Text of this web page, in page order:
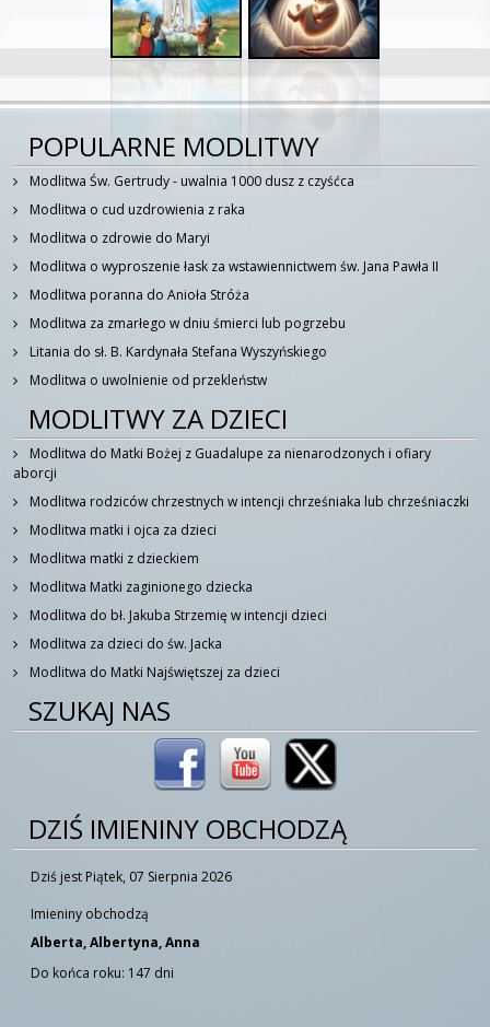
POPULARNE MODLITWY
Modlitwa Św. Gertrudy - uwalnia 1000 dusz z czyśćca
Modlitwa o cud uzdrowienia z raka
Modlitwa o zdrowie do Maryi
Modlitwa o wyproszenie łask za wstawiennictwem św. Jana Pawła II
Modlitwa poranna do Anioła Stróża
Modlitwa za zmarłego w dniu śmierci lub pogrzebu
Litania do sł. B. Kardynała Stefana Wyszyńskiego
Modlitwa o uwolnienie od przekleństw
MODLITWY ZA DZIECI
Modlitwa do Matki Bożej z Guadalupe za nienarodzonych i ofiary
aborcji
Modlitwa rodziców chrzestnych w intencji chrześniaka lub chrześniaczki
Modlitwa matki i ojca za dzieci
Modlitwa matki z dzieckiem
Modlitwa Matki zaginionego dziecka
Modlitwa do bł. Jakuba Strzemię w intencji dzieci
Modlitwa za dzieci do św. Jacka
Modlitwa do Matki Najświętszej za dzieci
SZUKAJ NAS
DZIŚ IMIENINY OBCHODZĄ
Dziś jest Piątek, 07 Sierpnia 2026
Imieniny obchodzą
Alberta, Albertyna, Anna
Do końca roku: 147 dni